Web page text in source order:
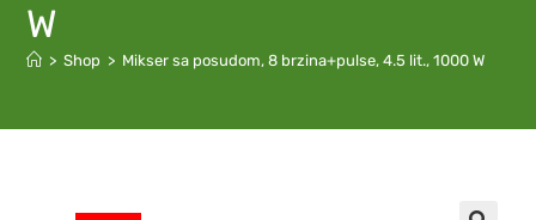
W
> Shop > Mikser sa posudom, 8 brzina+pulse, 4.5 lit., 1000 W